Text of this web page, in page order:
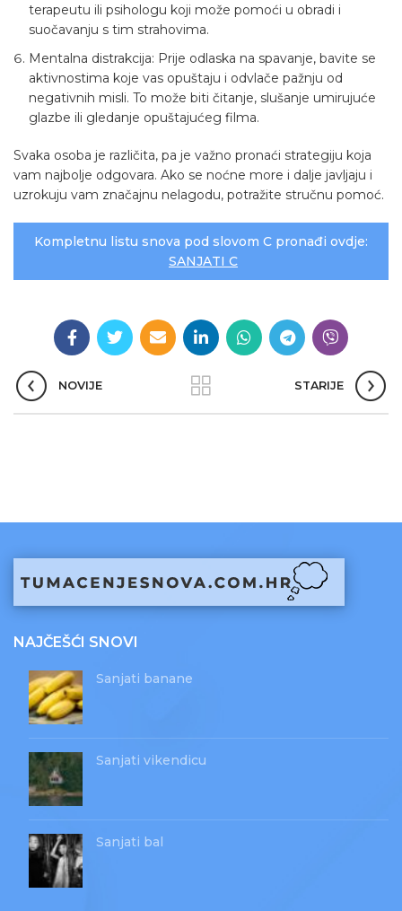
terapeutu ili psihologu koji može pomoći u obradi i
suočavanju s tim strahovima.
Mentalna distrakcija: Prije odlaska na spavanje, bavite se
aktivnostima koje vas opuštaju i odvlače pažnju od
negativnih misli. To može biti čitanje, slušanje umirujuće
glazbe ili gledanje opuštajućeg filma.
Svaka osoba je različita, pa je važno pronaći strategiju koja
vam najbolje odgovara. Ako se noćne more i dalje javljaju i
uzrokuju vam značajnu nelagodu, potražite stručnu pomoć.
Kompletnu listu snova pod slovom C pronađi ovdje:
SANJATI C
NOVIJE STARIJE
NAJČEŠĆI SNOVI
Sanjati banane
Sanjati vikendicu
Sanjati bal